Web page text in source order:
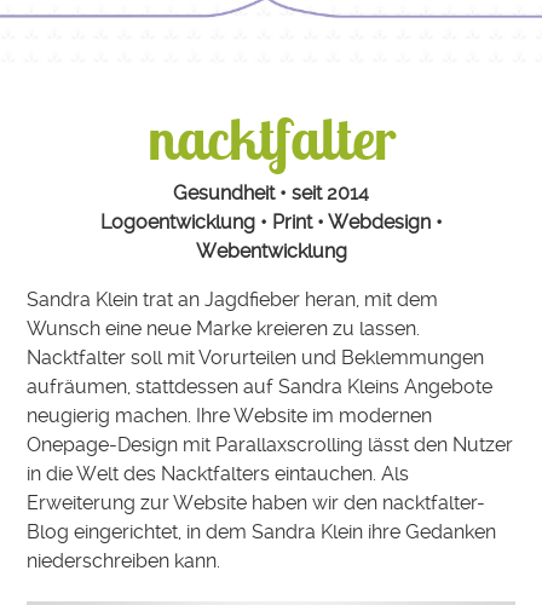
nacktfalter
Gesundheit • seit 2014
Logoentwicklung • Print • Webdesign •
Webentwicklung
Sandra Klein trat an Jagdfieber heran, mit dem
Wunsch eine neue Marke kreieren zu lassen.
Nacktfalter soll mit Vorurteilen und Beklemmungen
aufräumen, stattdessen auf Sandra Kleins Angebote
neugierig machen. Ihre Website im modernen
Onepage-Design mit Parallaxscrolling lässt den Nutzer
in die Welt des Nacktfalters eintauchen. Als
Erweiterung zur Website haben wir den nacktfalter-
Blog eingerichtet, in dem Sandra Klein ihre Gedanken
niederschreiben kann.